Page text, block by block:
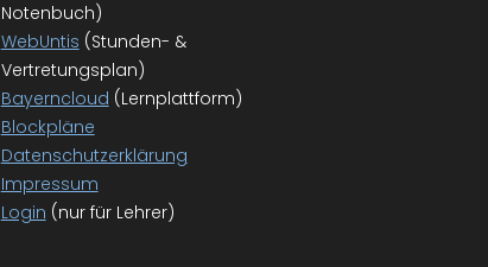
Notenbuch)
WebUntis (Stunden- &
Vertretungsplan)
Bayerncloud (Lernplattform)
Blockpläne
Datenschutzerklärung
Impressum
Login (nur für Lehrer)